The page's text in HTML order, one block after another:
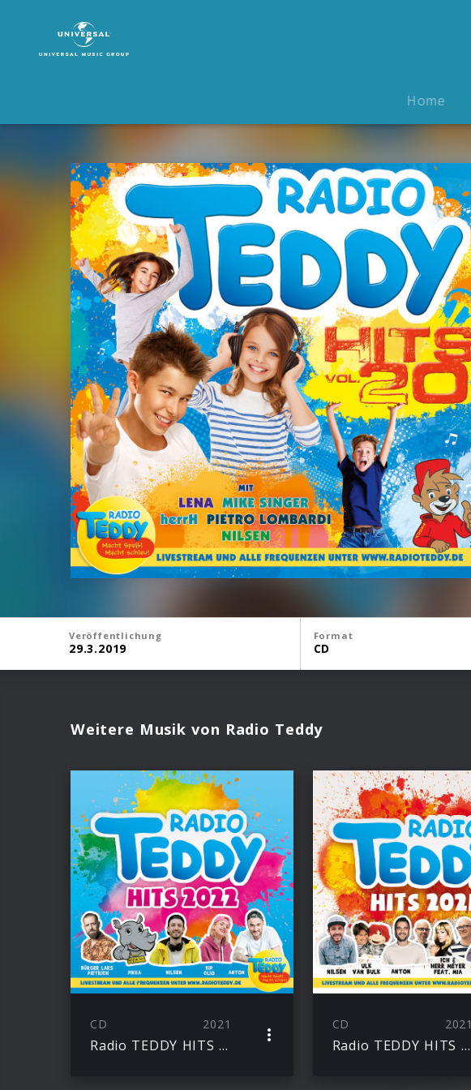
Teddy
Home
Veröffentlichung
29.3.2019
Format
CD
Weitere Musik von Radio Teddy
CD 2021
Radio TEDDY HITS 2022
CD 2021
Radio TEDDY HITS 2021